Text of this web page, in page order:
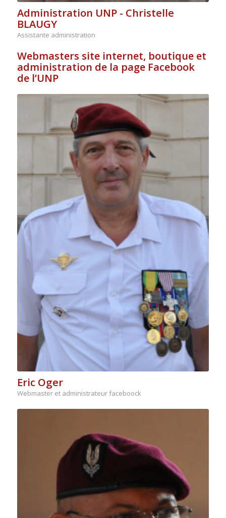
Administration UNP - Christelle
BLAUGY
Assistante administration
Webmasters site internet, boutique et
administration de la page Facebook
de l’UNP
Eric Oger
Webmaster et administrateur faceboock